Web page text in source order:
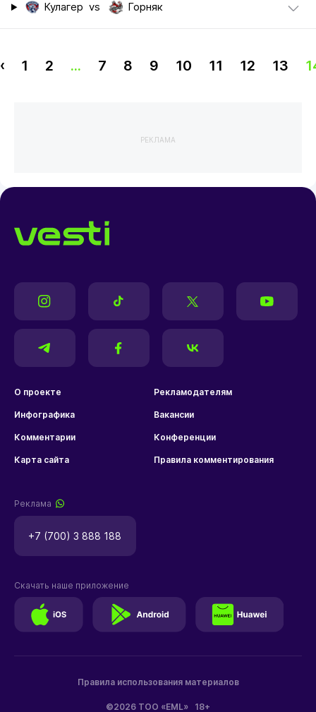
Кулагер vs Горняк
‹ 1 2 ... 7 8 9 10 11 12 13
РЕКЛАМА
О проекте Рекламодателям
Инфографика Вакансии
Комментарии Конференции
Карта сайта Правила комментирования
Реклама
+7 (700) 3 888 188
©2026 ТОО «EML» 18+
Правила использования материалов
Скачать наше приложение